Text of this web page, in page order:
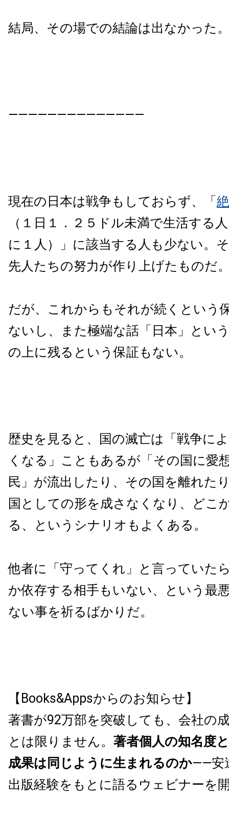
結局、その場での結論は出なかった
——————————————
現在の日本は戦争もしておらず、「
（１日１．２５ドル未満で生活する
に１人）」に該当する人も少ない。
先人たちの努力が作り上げたものだ
だが、これからもそれが続くという
ないし、また極端な話「日本」とい
の上に残るという保証もない。
歴史を見ると、国の滅亡は「戦争に
くなる」こともあるが「その国に愛
民」が流出したり、その国を離れた
国としての形を成さなくなり、どこ
る、というシナリオもよくある。
他者に「守ってくれ」と言っていた
か依存する相手もいない、という最
ない事を祈るばかりだ。
【Books&Appsからのお知らせ】
著書が92万部を突破しても、会社の
とは限りません。 著者個人の知名度
成果は同じように生まれるのか——安
出版経験をもとに語るウェビナーを